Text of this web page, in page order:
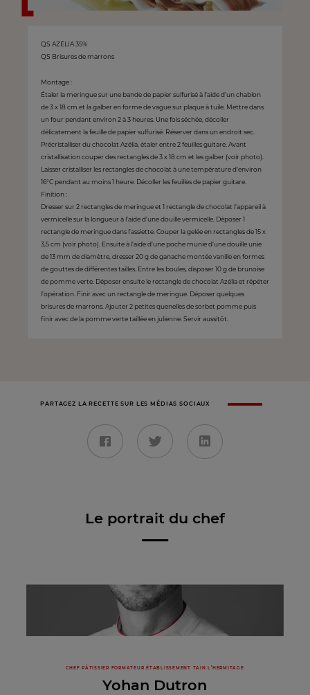
QS AZÉLIA 35%
QS Brisures de marrons
Montage :
Étaler la meringue sur une bande de papier sulfurisé à l’aide d’un chablon
de 3 x 18 cm et la galber en forme de vague sur plaque à tuile. Mettre dans
un four pendant environ 2 à 3 heures. Une fois séchée, décoller
délicatement la feuille de papier sulfurisé. Réserver dans un endroit sec.
Précristalliser du chocolat Azélia, étaler entre 2 feuilles guitare. Avant
cristallisation couper des rectangles de 3 x 18 cm et les galber (voir photo).
Laisser cristalliser les rectangles de chocolat à une température d’environ
16°C pendant au moins 1 heure. Décoller les feuilles de papier guitare.
Finition :
Dresser sur 2 rectangles de meringue et 1 rectangle de chocolat l’appareil à
vermicelle sur la longueur à l’aide d’une douille vermicelle. Déposer 1
rectangle de meringue dans l’assiette. Couper la gelée en rectangles de 15 x
3,5 cm (voir photo). Ensuite à l’aide d’une poche munie d’une douille unie
de 13 mm de diamètre, dresser 20 g de ganache montée vanille en formes
de gouttes de différentes tailles. Entre les boules, disposer 10 g de brunoise
de pomme verte. Déposer ensuite le rectangle de chocolat Azélia et répéter
l’opération. Finir avec un rectangle de meringue. Déposer quelques
brisures de marrons. Ajouter 2 petites quenelles de sorbet pomme puis
finir avec de la pomme verte taillée en julienne. Servir aussitôt.
PARTAGEZ LA RECETTE SUR LES MÉDIAS SOCIAUX
Le portrait du chef
CHEF PÂTISSIER FORMATEUR ÉTABLISSEMENT TAIN L’HERMITAGE
Yohan Dutron